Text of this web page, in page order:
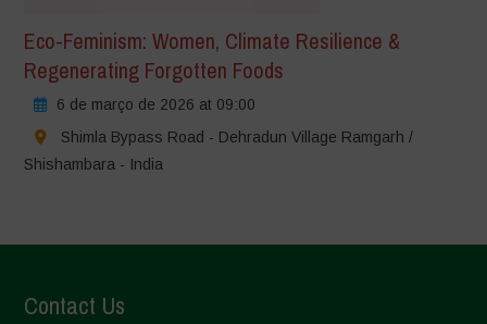
Eco-Feminism: Women, Climate Resilience &
Regenerating Forgotten Foods
6 de março de 2026 at 09:00
Shimla Bypass Road - Dehradun Village Ramgarh /
Shishambara - India
Contact Us